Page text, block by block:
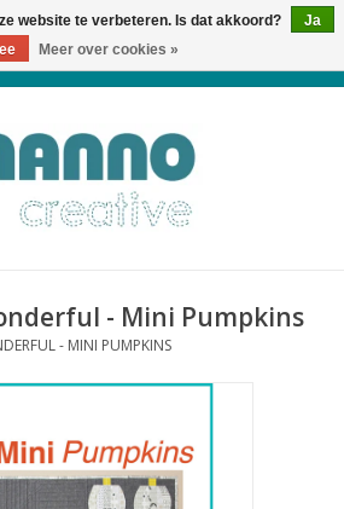
- Mini Pumpkins
- MINI PUMPKINS
website te verbeteren. Is dat akkoord?
Ja
Meer over cookies »